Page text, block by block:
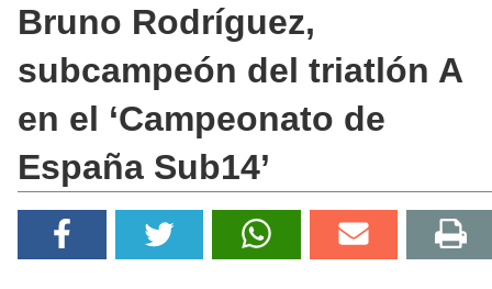
Bruno Rodríguez,
subcampeón del triatlón A
en el ‘Campeonato de
España Sub14’